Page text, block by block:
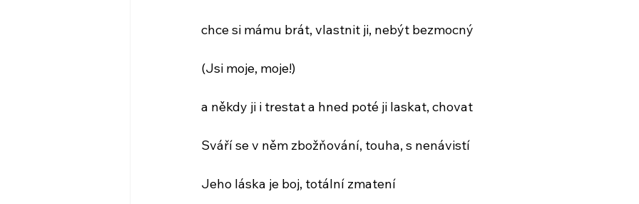
chce si mámu brát, vlastnit ji, nebýt bezmocný
(Jsi moje, moje!)
a někdy ji i trestat a hned poté ji laskat, chovat
Sváří se v něm zbožňování, touha, s nenávistí
Jeho láska je boj, totální zmatení